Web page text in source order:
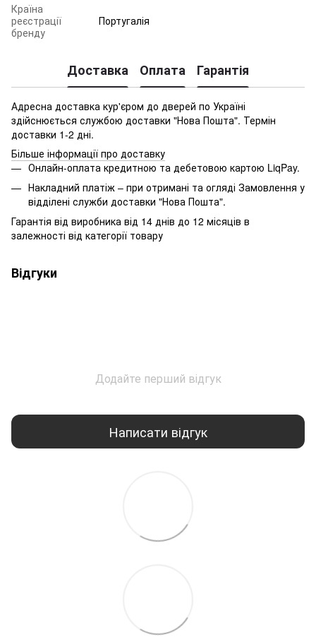
Країна
реєстрації
бренду
Португалія
Доставка Оплата Гарантія
Адресна доставка кур'єром до дверей по Україні
здійснюється службою доставки "Нова Пошта". Термін
доставки 1-2 дні.
Більше інформації про доставку
Онлайн-оплата кредитною та дебетовою картою LiqPay.
Накладний платіж – при отримані та огляді Замовлення у
відділені служби доставки "Нова Пошта".
Гарантія від виробника від 14 днів до 12 місяців в
залежності від категорії товару
Відгуки
Додайте перший відгук
Написати відгук